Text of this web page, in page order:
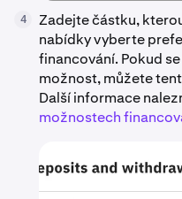
4
Zadejte částku,
nabídky vyberte
financování. Pokud
možnost, můžete
Další informace
možnostech